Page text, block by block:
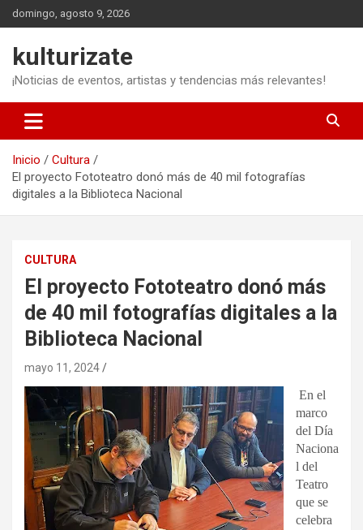
Saltar
al
domingo, agosto 9, 2026
kulturizate
¡Noticias de eventos, artistas y tendencias más relevantes!
Inicio
Cultura
El proyecto Fototeatro donó más de 40 mil fotografías
digitales a la Biblioteca Nacional
CULTURA
El proyecto Fototeatro donó más
de 40 mil fotografías digitales a la
Biblioteca Nacional
mayo 11, 2024
En el
marco
del Día
Naciona
l del
Teatro
que se
celebra